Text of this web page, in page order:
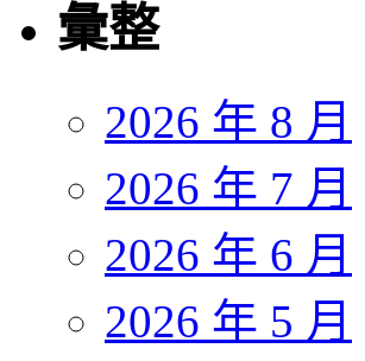
彙整
2026 年 8 月
2026 年 7 月
2026 年 6 月
2026 年 5 月